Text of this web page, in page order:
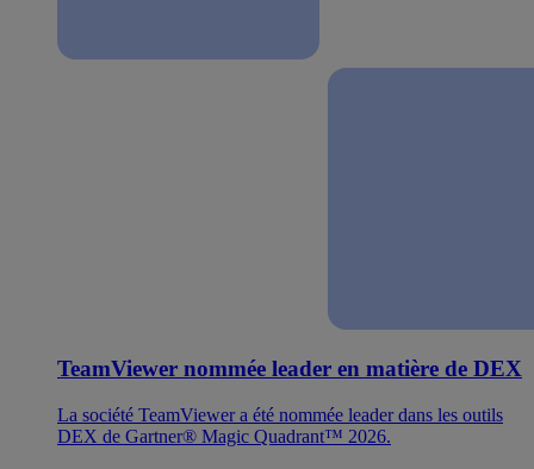
TeamViewer nommée leader en matière de DEX
La société TeamViewer a été nommée leader dans les outils
DEX de Gartner® Magic Quadrant™ 2026.